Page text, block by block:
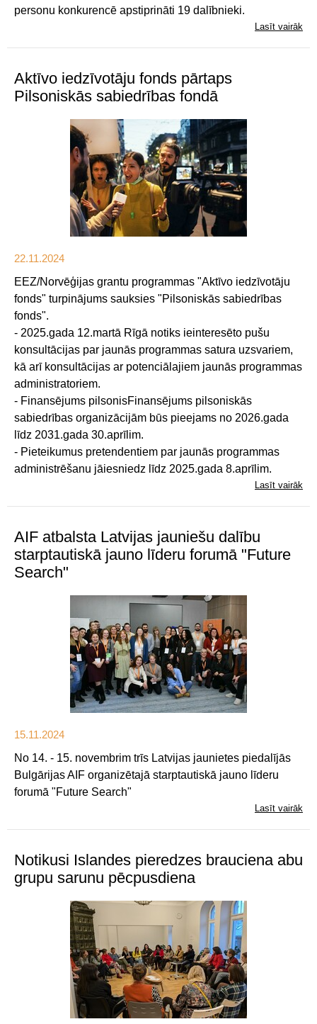
personu konkurencē apstiprināti 19 dalībnieki.
Lasīt vairāk
Aktīvo iedzīvotāju fonds pārtaps
Pilsoniskās sabiedrības fondā
22.11.2024
EEZ/Norvēģijas grantu programmas "Aktīvo iedzīvotāju
fonds" turpinājums sauksies "Pilsoniskās sabiedrības
fonds".
- 2025.gada 12.martā Rīgā notiks ieinteresēto pušu
konsultācijas par jaunās programmas satura uzsvariem,
kā arī konsultācijas ar potenciālajiem jaunās programmas
administratoriem.
- Finansējums pilsonisFinansējums pilsoniskās
sabiedrības organizācijām būs pieejams no 2026.gada
līdz 2031.gada 30.aprīlim.
- Pieteikumus pretendentiem par jaunās programmas
administrēšanu jāiesniedz līdz 2025.gada 8.aprīlim.
Lasīt vairāk
AIF atbalsta Latvijas jauniešu dalību
starptautiskā jauno līderu forumā "Future
Search"
15.11.2024
No 14. - 15. novembrim trīs Latvijas jaunietes piedalījās
Bulgārijas AIF organizētajā starptautiskā jauno līderu
forumā "Future Search"
Lasīt vairāk
Notikusi Islandes pieredzes brauciena abu
grupu sarunu pēcpusdiena